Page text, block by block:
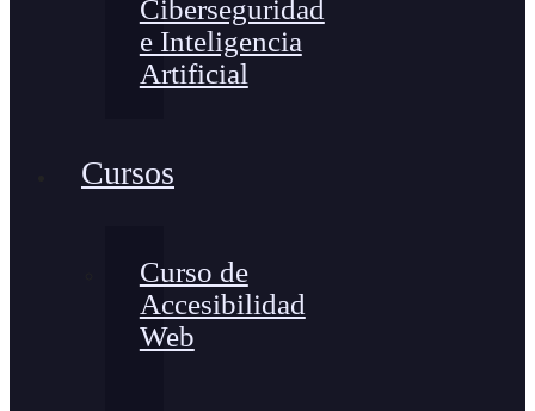
Ciberseguridad
e Inteligencia
Artificial
Cursos
Curso de
Accesibilidad
Web